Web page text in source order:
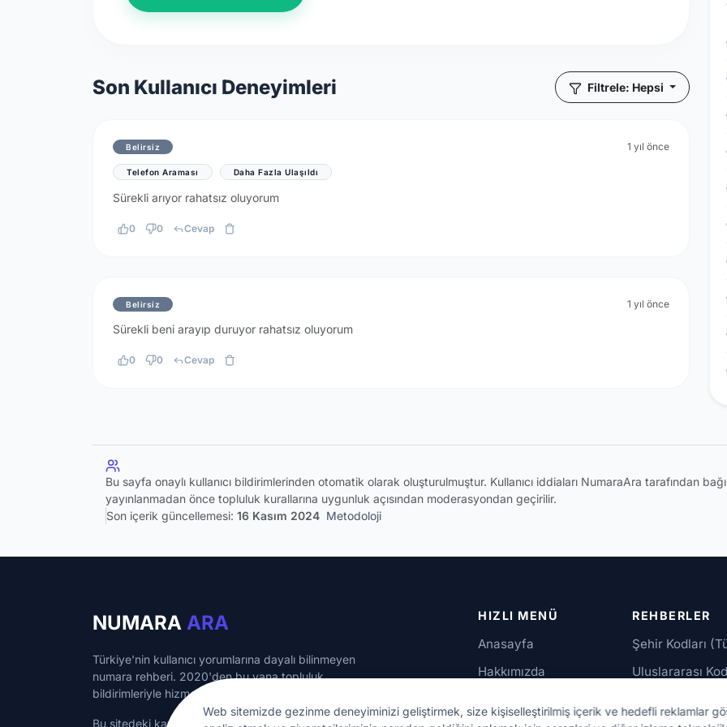
Web sitemizde gezinme deneyiminizi geliştirmek, size kişiselleştirilmiş içerik ve hedefli reklamlar
Son Kullanıcı Deneyimleri Filtrele: Hepsi
Belirsiz 1 yıl önce
Telefon Araması Daha Fazla Ulaşıldı
Sürekli arıyor rahatsız oluyorum
0 0 Cevap
Belirsiz 1 yıl önce
Sürekli beni arayıp duruyor rahatsız oluyorum
0 0 Cevap
Bu sayfa onaylı kullanıcı bildirimlerinden otomatik olarak oluşturulmuştur. Kullanıcı iddiaları NumaraAra tarafından
yayınlanmadan önce topluluk kurallarına uygunluk açısından moderasyondan geçirilir.
Son içerik güncellemesi: 16 Kasım 2024 Metodoloji
NUMARA ARA
Türkiye'nin kullanıcı yorumlarına dayalı bilinmeyen
numara rehberi. 2020'den bu yana topluluk
bildirimleriyle hizmet veriyoruz.
Bu sitedeki kayıtlı numaralar bilgilendirme amaçlı olup,
HIZLI MENÜ
Anasayfa
Hakkımızda
REHBERLER
Şehir Kodları
Uluslararası